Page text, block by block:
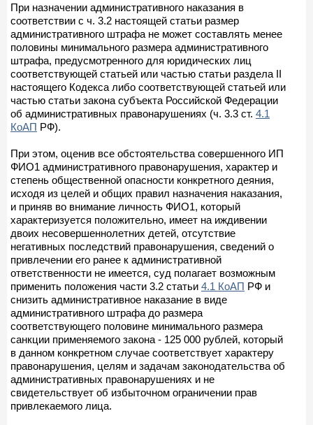
При назначении административного наказания в
соответствии с ч. 3.2 настоящей статьи размер
административного штрафа не может составлять менее
половины минимального размера административного
штрафа, предусмотренного для юридических лиц
соответствующей статьей или частью статьи раздела II
настоящего Кодекса либо соответствующей статьей или
частью статьи закона субъекта Российской Федерации
об административных правонарушениях (ч. 3.3 ст. 4.1
КоАП РФ).
При этом, оценив все обстоятельства совершенного ИП
ФИО1 административного правонарушения, характер и
степень общественной опасности конкретного деяния,
исходя из целей и общих правил назначения наказания,
и приняв во внимание личность ФИО1, который
характеризуется положительно, имеет на иждивении
двоих несовершеннолетних детей, отсутствие
негативных последствий правонарушения, сведений о
привлечении его ранее к административной
ответственности не имеется, суд полагает возможным
применить положения части 3.2 статьи 4.1 КоАП РФ и
снизить административное наказание в виде
административного штрафа до размера
соответствующего половине минимального размера
санкции применяемого закона - 125 000 рублей, который
в данном конкретном случае соответствует характеру
правонарушения, целям и задачам законодательства об
административных правонарушениях и не
свидетельствует об избыточном ограничении прав
привлекаемого лица.